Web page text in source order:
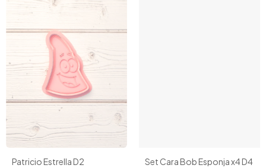
Patricio Estrella D2 Set Cara Bob Esponja x4 D4